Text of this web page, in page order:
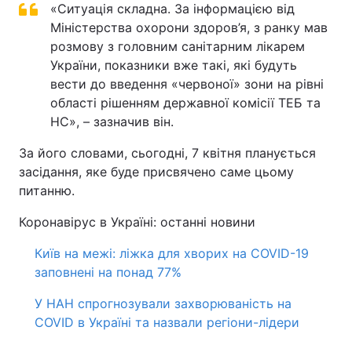
Відео з Youtube Статті
Інтерв'ю Думки
Архів Вакансії
ПОСЛУГИ
Моніторинг
«Ситуація складна. За інформацією від
Міністерства охорони здоров’я, з ранку мав
розмову з головним санітарним лікарем
України, показники вже такі, які будуть
вести до введення «червоної» зони на рівні
області рішенням державної комісії ТЕБ та
НС», – зазначив він.
За його словами, сьогодні, 7 квітня планується
засідання, яке буде присвячено саме цьому
питанню.
Коронавірус в Україні: останні новини
Київ на межі: ліжка для хворих на COVID-19
заповнені на понад 77%
У НАН спрогнозували захворюваність на
COVID в Україні та назвали регіони-лідери